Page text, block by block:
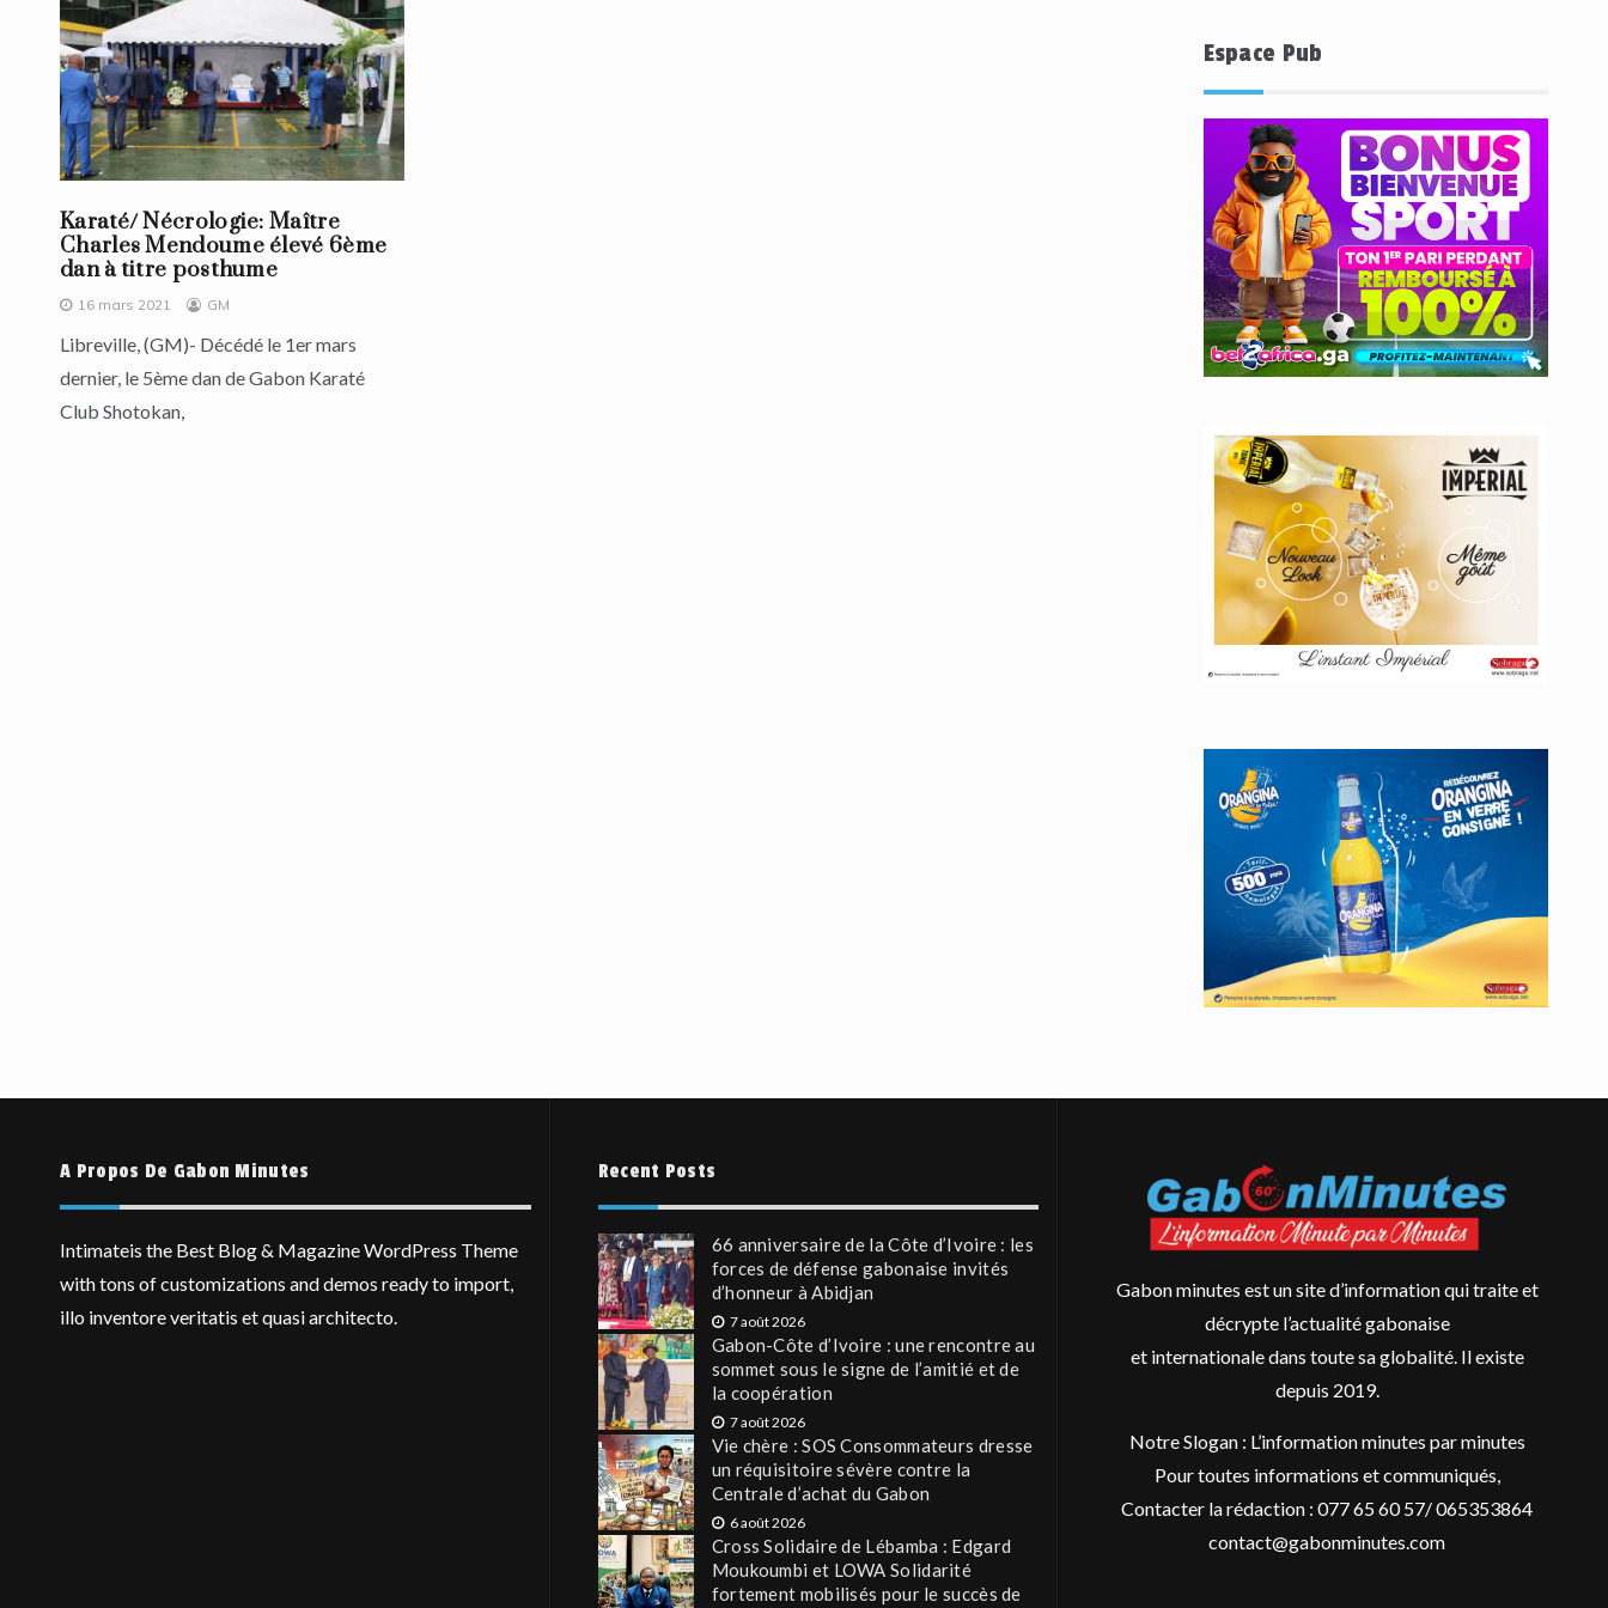
Karaté/ Nécrologie: Maître
Charles Mendoume élevé 6ème
dan à titre posthume
16 mars 2021 GM
Libreville, (GM)- Décédé le 1er mars
dernier, le 5ème dan de Gabon Karaté
Club Shotokan,
Espace Pub
A Propos De Gabon Minutes
Intimateis the Best Blog & Magazine WordPress Theme
with tons of customizations and demos ready to import,
illo inventore veritatis et quasi architecto.
Recent Posts
66 anniversaire de la Côte d’Ivoire : les
forces de défense gabonaise invités
d’honneur à Abidjan
7 août 2026
Gabon-Côte d’Ivoire : une rencontre au
sommet sous le signe de l’amitié et de
la coopération
7 août 2026
Vie chère : SOS Consommateurs dresse
un réquisitoire sévère contre la
Centrale d’achat du Gabon
6 août 2026
Cross Solidaire de Lébamba : Edgard
Moukoumbi et LOWA Solidarité
fortement mobilisés pour le succès de
Gabon minutes est un site d’information qui traite et
décrypte l’actualité gabonaise
et internationale dans toute sa globalité. Il existe
depuis 2019.
Notre Slogan : L’information minutes par minutes
Pour toutes informations et communiqués,
Contacter la rédaction : 077 65 60 57/ 065353864
contact@gabonminutes.com